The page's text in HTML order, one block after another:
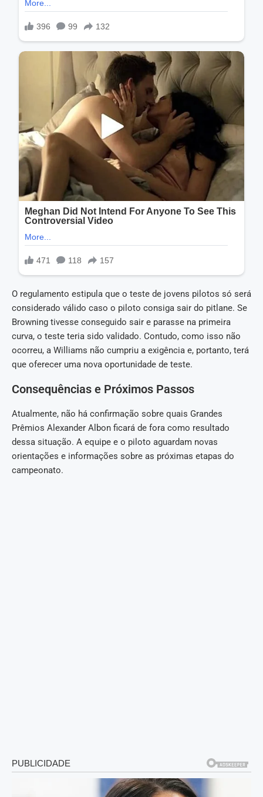
O regulamento estipula que o teste de jovens pilotos só será
considerado válido caso o piloto consiga sair do pitlane. Se
Browning tivesse conseguido sair e parasse na primeira
curva, o teste teria sido validado. Contudo, como isso não
ocorreu, a Williams não cumpriu a exigência e, portanto, terá
que oferecer uma nova oportunidade de teste.
Consequências e Próximos Passos
Atualmente, não há confirmação sobre quais Grandes
Prêmios Alexander Albon ficará de fora como resultado
dessa situação. A equipe e o piloto aguardam novas
orientações e informações sobre as próximas etapas do
campeonato.